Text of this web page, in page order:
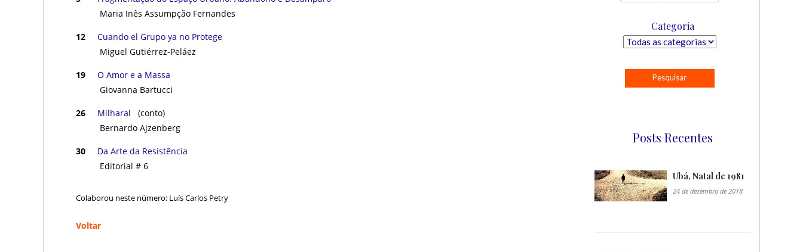
Maria Inês Assumpção Fernandes
12
Cuando el Grupo ya no Protege
Miguel Gutiérrez-Peláez
19
O Amor e a Massa
Giovanna Bartucci
26 Milharal (conto)
Bernardo Ajzenberg
30
Da Arte da Resistência
Editorial # 6
Colaborou neste número: Luís Carlos Petry
Voltar
Categoria
Posts Recentes
"/>
Ubá, Natal de 1981
24 de dezembro de 2018